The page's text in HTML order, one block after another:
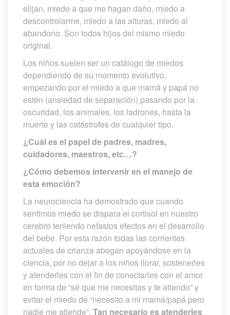
elijan, miedo a que me hagan daño, miedo a
descontrolarme, miedo a las alturas, miedo al
abandono. Son todos hijos del mismo miedo
original.
Los niños suelen ser un catálogo de miedos
dependiendo de su momento evolutivo,
empezando por el miedo a que mamá y papá no
estén (ansiedad de separación) pasando por la
oscuridad, los animales, los ladrones, hasta la
muerte y las catástrofes de cualquier tipo.
¿Cuál es el papel de padres, madres,
cuidadores, maestros, etc…?
¿Cómo debemos intervenir en el manejo de
esta emoción?
La neurociencia ha demostrado que cuando
entimos miedo se dispara el cortisol en nuestro
cerebro teniendo nefastos efectos en el desarrollo
del bebe. Por esta razón todas las corrientes
actuales de crianza abogan apoyándose en la
ciencia, por no dejar a los niños llorar, sostenerles
y atenderles con el fin de conectarles con el amor
en forma de “sé que me necesitas y te atiendo” y
evitar el miedo de “necesito a mi mamá/papá pero
nadie me atiende”. Tan necesario es atenderles